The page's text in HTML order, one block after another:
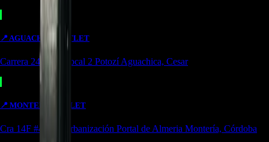
📍 AGUACHICA OUTLET
Carrera 24 #8-10 local 2 Potozí Aguachica, Cesar
📍 MONTERIA OUTLET
Cra 14F #44-36 Urbanización Portal de Almeria Montería, Córdoba